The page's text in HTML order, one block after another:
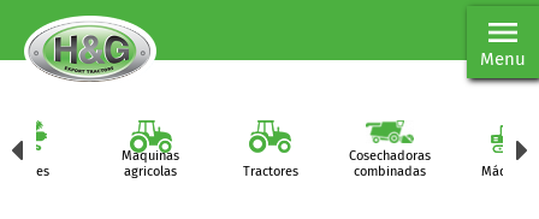
Menu
Partes
Maquinas
agricolas
Tractores
Cosechadoras
combinadas
Máquinas